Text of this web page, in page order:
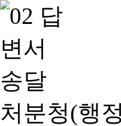
처분청(행